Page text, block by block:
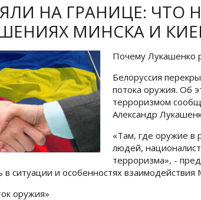
НА ГРАНИЦЕ: ЧТО
МИНСКА И
Почему Лукашенко
Белоруссия
потока оружия. Об
терроризмом
Александр
«Там, где оружие в
людей,
терроризма», -
в ситуации и особенностях взаимодействия
оружия»